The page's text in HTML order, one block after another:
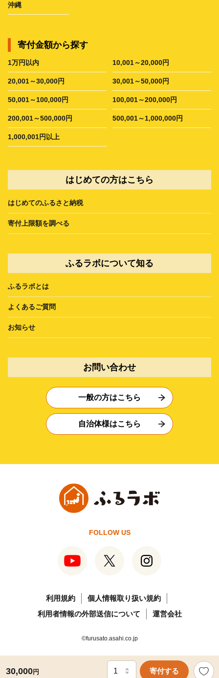
30,000円 寄付する
沖縄
寄付金額から探す
1万円以内 10,001～20,000円
20,001～30,000円 30,001～50,000円
50,001～100,000円 100,001～200,000円
200,001～500,000円 500,001～1,000,000円
1,000,001円以上
はじめての方はこちら
はじめてのふるさと納税
寄付上限額を調べる
ふるラボについて知る
ふるラボとは
よくあるご質問
お知らせ
お問い合わせ
一般の方はこちら
自治体様はこちら
FOLLOW US
利用規約
個人情報取り扱い規約
利用者情報の外部送信について
運営会社
©furusato.asahi.co.jp